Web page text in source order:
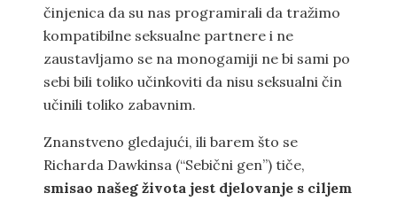
činjenica da su nas programirali da tražimo
kompatibilne seksualne partnere i ne
zaustavljamo se na monogamiji ne bi sami po
sebi bili toliko učinkoviti da nisu seksualni čin
učinili toliko zabavnim.
Znanstveno gledajući, ili barem što se
Richarda Dawkinsa (“Sebični gen”) tiče,
smisao našeg života jest djelovanje s ciljem